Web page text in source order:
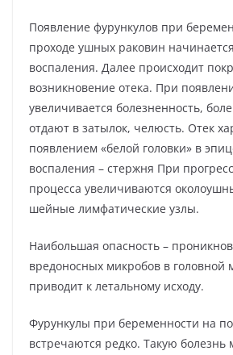
Появление фурункулов при
проходе ушных раковин
воспаления. Далее происходит
возникновение отека. При
увеличивается болезненность,
отдают в затылок, челюсть. Отек
появлением «белой головки» в
воспаления – стержня При
процесса увеличиваются
шейные лимфатические узлы.
Наибольшая опасность –
вредоносных микробов в головной
приводит к летальному исходу.
Фурункулы при беременности на
встречаются редко. Такую болезнь